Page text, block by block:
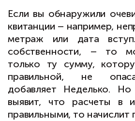
Если вы обнаружили
квитанции – например,
метраж или дата
собственности, – то
только ту сумму,
правильной, не
добавляет Неделько. Но
выявит, что расчеты в
правильными, то начислит